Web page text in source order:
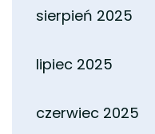
sierpień 2025
lipiec 2025
czerwiec 2025